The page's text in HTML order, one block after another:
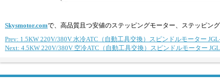
Skysmotor.comで、高品質且つ安値のステッピングモーター、ステッピン
Prev: 1.5KW 220V/380V 水冷ATC（自動工具交換）スピンドルモーター
Next: 4.5KW 220V/380V 空冷ATC（自動工具交換）スピンドルモーター